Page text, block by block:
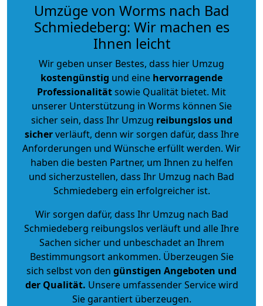
Umzüge von Worms nach Bad
Schmiedeberg: Wir machen es
Ihnen leicht
Wir geben unser Bestes, dass hier Umzug
kostengünstig und eine hervorragende
Professionalitätsowie Qualität bietet. Mit
unserer Unterstützung in Worms können Sie
sicher sein, dass Ihr Umzug reibungslos und
sicherverläuft, denn wir sorgen dafür, dass Ihre
Anforderungen und Wünsche erfüllt werden. Wir
haben die besten Partner, um Ihnen zu helfen
und sicherzustellen, dass Ihr Umzug nach Bad
Schmiedeberg ein erfolgreicher ist.
Wir sorgen dafür, dass Ihr Umzug nach Bad
Schmiedeberg reibungslos verläuft und alle Ihre
Sachen sicher und unbeschadet an Ihrem
Bestimmungsort ankommen. Überzeugen Sie
sich selbst von den günstigen Angeboten und
der Qualität. Unsere umfassender Service wird
Sie garantiert überzeugen.